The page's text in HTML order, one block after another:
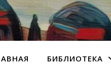
БИБЛИОТЕКА